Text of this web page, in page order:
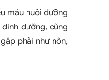
máu nuôi dưỡng
dưỡng, cũng
phải như nôn,